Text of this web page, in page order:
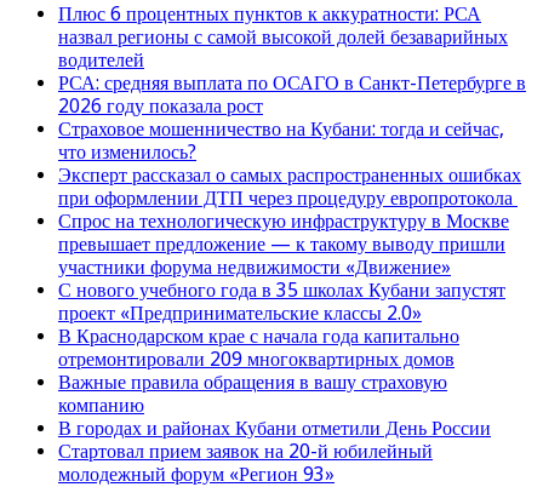
Плюс 6 процентных пунктов к аккуратности: РСА
назвал регионы с самой высокой долей безаварийных
водителей
РСА: средняя выплата по ОСАГО в Санкт-Петербурге в
2026 году показала рост
Страховое мошенничество на Кубани: тогда и сейчас,
что изменилось?
Эксперт рассказал о самых распространенных ошибках
при оформлении ДТП через процедуру европротокола
Спрос на технологическую инфраструктуру в Москве
превышает предложение — к такому выводу пришли
участники форума недвижимости «Движение»
С нового учебного года в 35 школах Кубани запустят
проект «Предпринимательские классы 2.0»
В Краснодарском крае с начала года капитально
отремонтировали 209 многоквартирных домов
Важные правила обращения в вашу страховую
компанию
В городах и районах Кубани отметили День России
Стартовал прием заявок на 20-й юбилейный
молодежный форум «Регион 93»